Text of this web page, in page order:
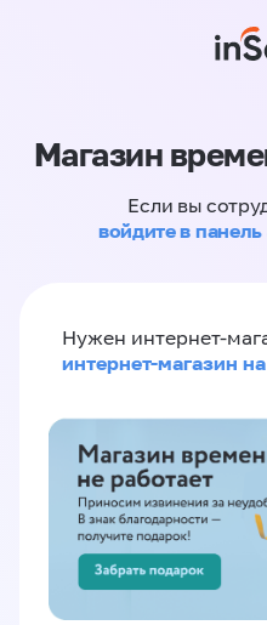
Магазин
Если вы
войдите в
Нужен интернет-
интернет-магазин